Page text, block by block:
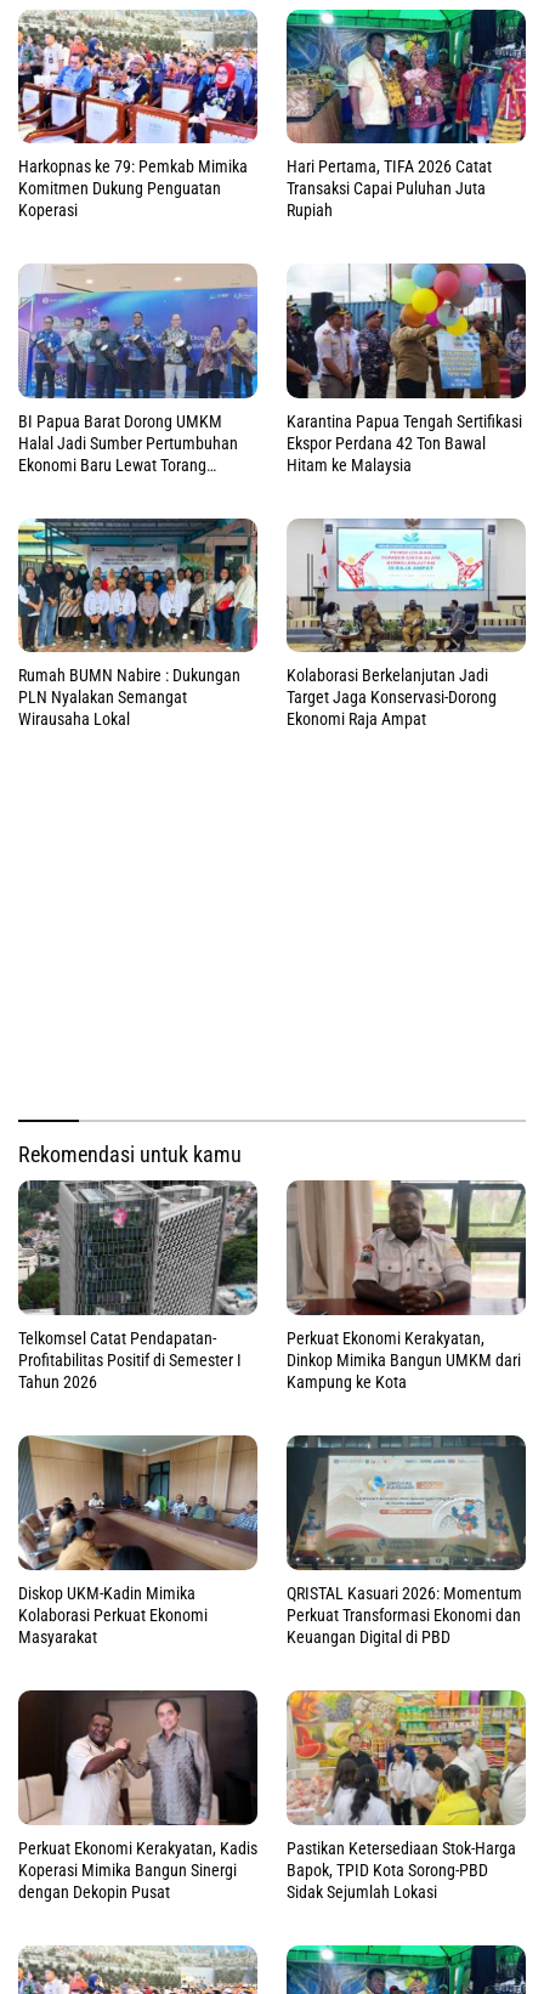
Harkopnas ke 79: Pemkab Mimika
Komitmen Dukung Penguatan
Koperasi
Hari Pertama, TIFA 2026 Catat
Transaksi Capai Puluhan Juta
Rupiah
BI Papua Barat Dorong UMKM
Halal Jadi Sumber Pertumbuhan
Ekonomi Baru Lewat Torang
Karantina Papua Tengah Sertifikasi
Ekspor Perdana 42 Ton Bawal
Hitam ke Malaysia
Rumah BUMN Nabire : Dukungan
PLN Nyalakan Semangat
Wirausaha Lokal
Kolaborasi Berkelanjutan Jadi
Target Jaga Konservasi-Dorong
Ekonomi Raja Ampat
Rekomendasi untuk kamu
Telkomsel Catat Pendapatan-
Profitabilitas Positif di Semester I
Tahun 2026
Perkuat Ekonomi Kerakyatan,
Dinkop Mimika Bangun UMKM dari
Kampung ke Kota
Diskop UKM-Kadin Mimika
Kolaborasi Perkuat Ekonomi
Masyarakat
QRISTAL Kasuari 2026: Momentum
Perkuat Transformasi Ekonomi dan
Keuangan Digital di PBD
Perkuat Ekonomi Kerakyatan, Kadis
Koperasi Mimika Bangun Sinergi
dengan Dekopin Pusat
Pastikan Ketersediaan Stok-Harga
Bapok, TPID Kota Sorong-PBD
Sidak Sejumlah Lokasi